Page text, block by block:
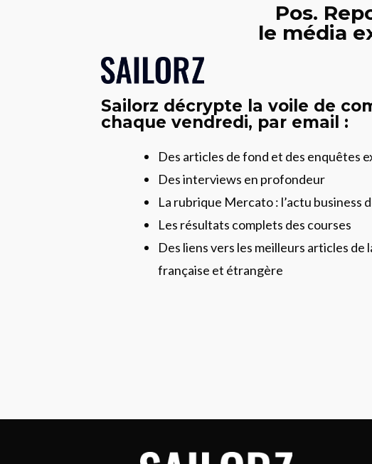
Pos.
le média
Sailorz décrypte la voile de
chaque vendredi, par email :
Des articles de fond et des enquêtes
Des interviews en profondeur
La rubrique Mercato : l’actu business
Les résultats complets des courses
Des liens vers les meilleurs articles de
française et étrangère